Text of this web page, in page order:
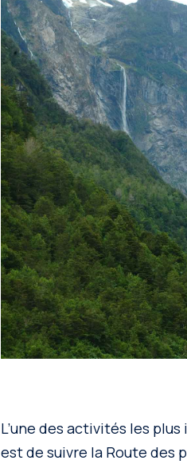
L’une des activités les
est de suivre la Route des